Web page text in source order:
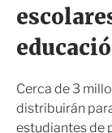
Cerca de 3
distribuirán
estudiantes de